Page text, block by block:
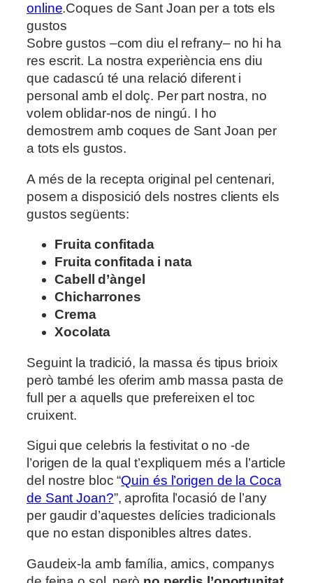
online.Coques de Sant Joan per a tots els
gustos
Sobre gustos –com diu el refrany– no hi ha
res escrit. La nostra experiència ens diu
que cadascú té una relació diferent i
personal amb el dolç. Per part nostra, no
volem oblidar-nos de ningú. I ho
demostrem amb coques de Sant Joan per
a tots els gustos.
A més de la recepta original pel centenari,
posem a disposició dels nostres clients els
gustos següents:
Fruita confitada
Fruita confitada i nata
Cabell d’àngel
Chicharrones
Crema
Xocolata
Seguint la tradició, la massa és tipus brioix
però també les oferim amb massa pasta de
full per a aquells que prefereixen el toc
cruixent.
Sigui que celebris la festivitat o no -de
l’origen de la qual t’expliquem més a l’article
del nostre bloc “Quin és l’origen de la Coca
de Sant Joan?”, aprofita l’ocasió de l’any
per gaudir d’aquestes delícies tradicionals
que no estan disponibles altres dates.
Gaudeix-la amb família, amics, companys